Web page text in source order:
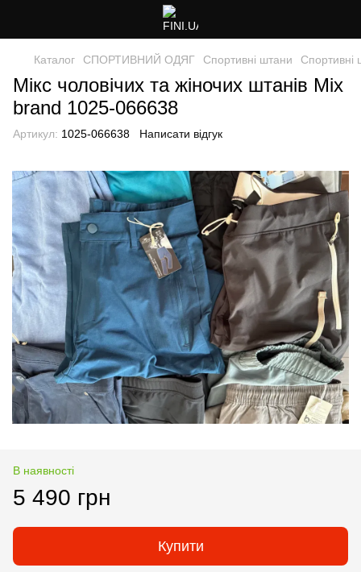
Каталог СПОРТИВНИЙ ОДЯГ Спортивні штани Спортивні
Мікс чоловічих та жіночих штанів Mix
brand 1025-066638
Артикул: 1025-066638 Написати відгук
В наявності
5 490 грн
Купити